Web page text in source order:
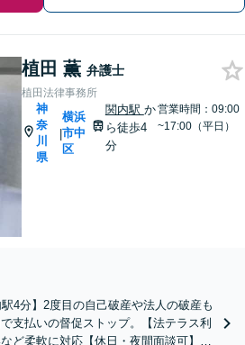
植田 薫 弁護士
植田法律事務所
神
奈
川
県
|
横浜
市中
区
関内駅 か
ら徒歩4
分
営業時間：09:00
~17:00（平日）
4分】2度目の自己破産や法人の破産も
支払いの督促ストップ。【法テラス利
ど柔軟に対応【休日・夜間面談可】